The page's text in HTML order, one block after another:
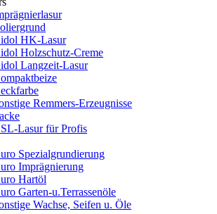
HK-Lasur
Holzschutz-Creme
Langzeit-Lasur
Remmers-Erzeugnisse
Lasur für Profis
Spezialgrundierung
Imprägnierung
Hartöl
Garten-u.Terrassenöle
Wachse, Seifen u. Öle